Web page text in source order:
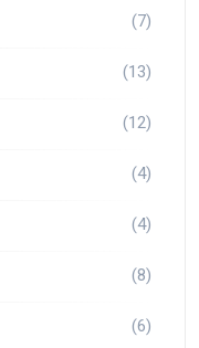
(7)
(13)
(12)
(4)
(4)
(8)
(6)